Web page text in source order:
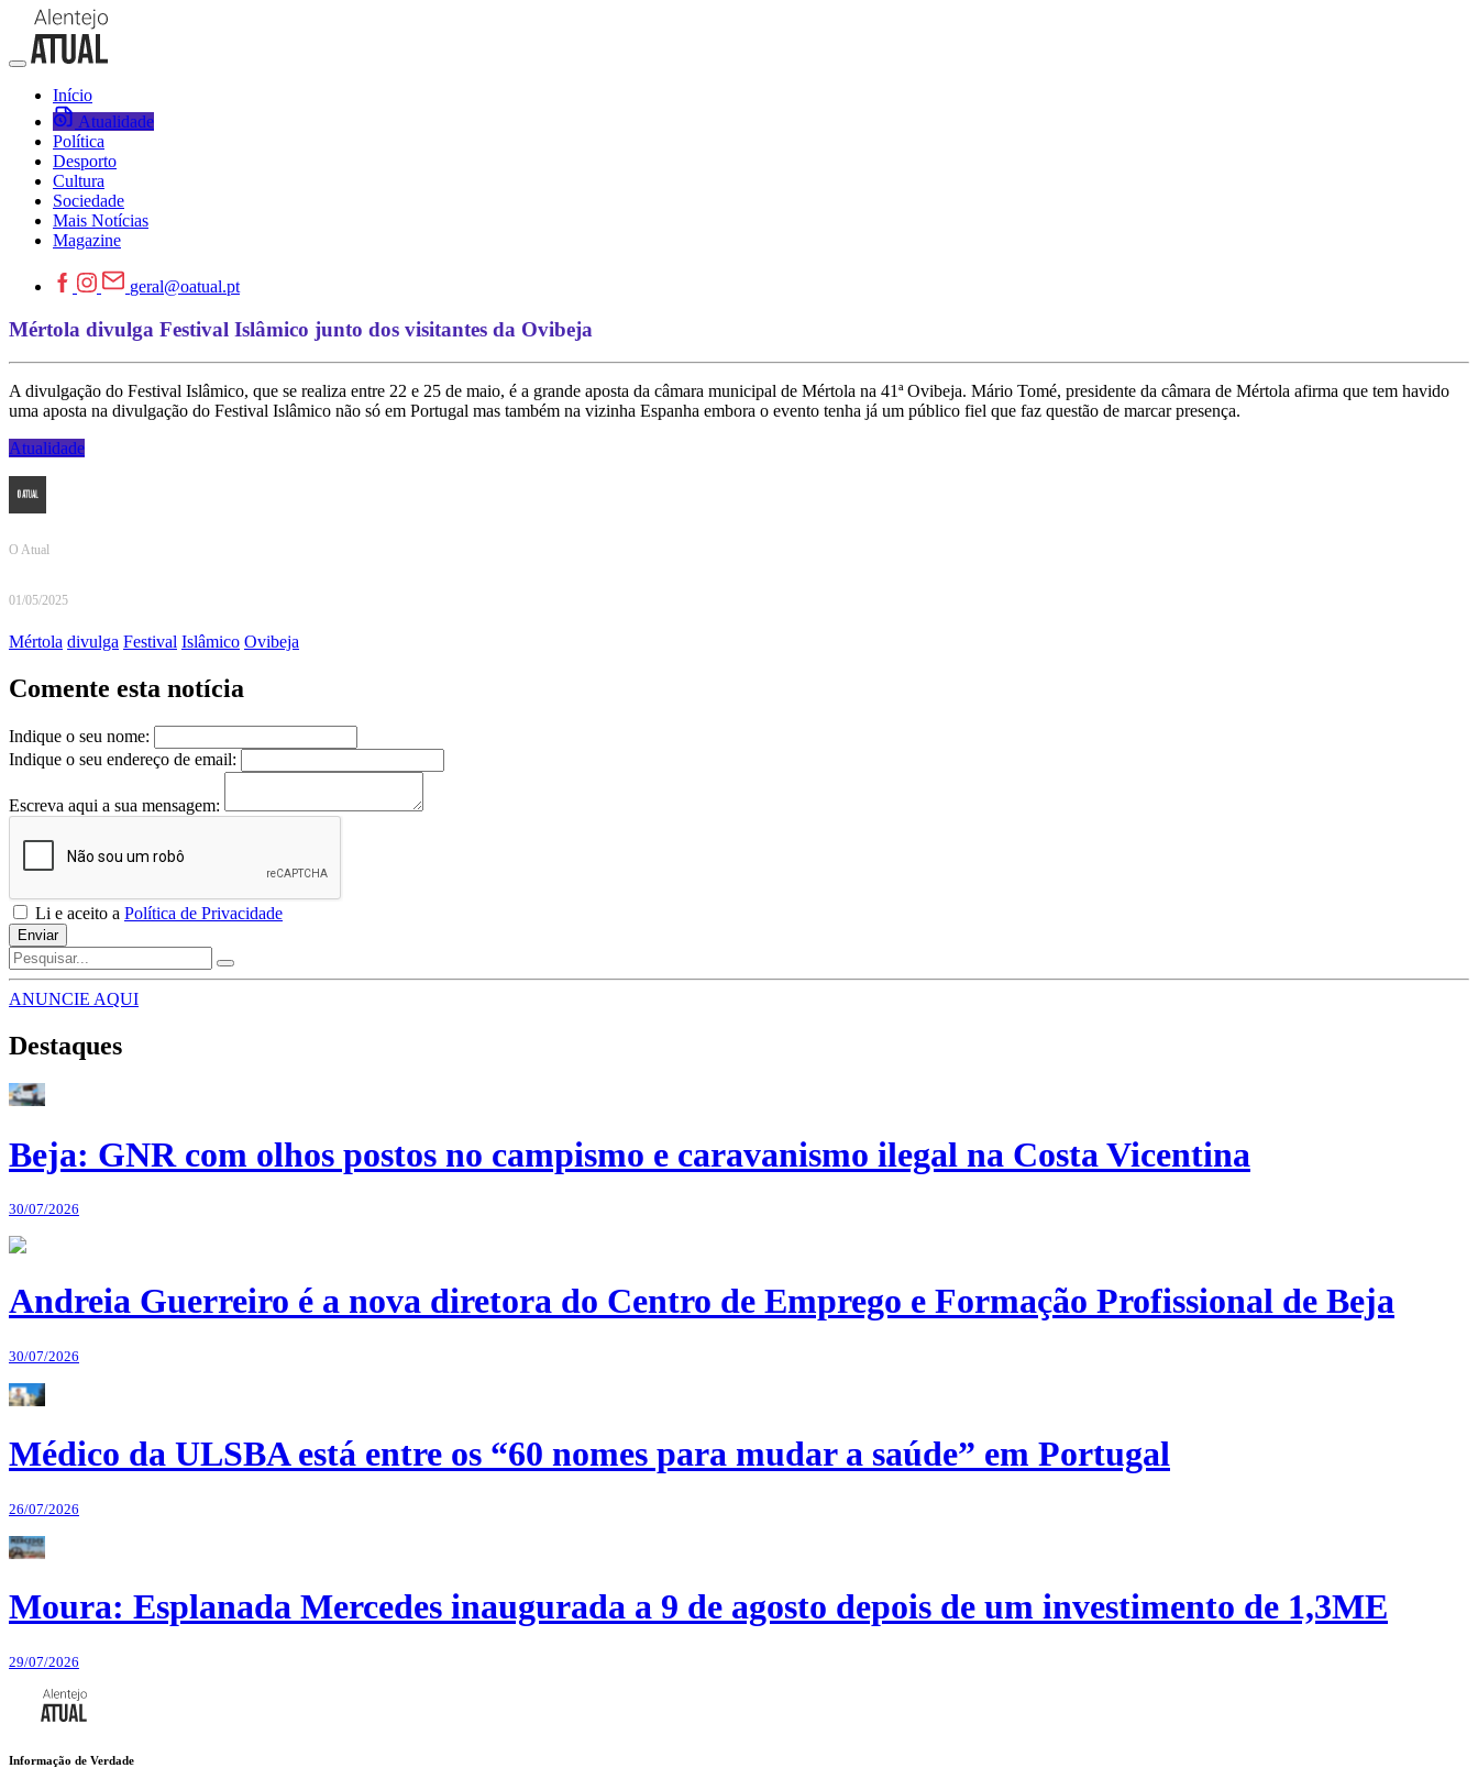
Início
Atualidade
Política
Desporto
Cultura
Sociedade
Mais Notícias
Magazine
geral@oatual.pt
Mértola divulga Festival Islâmico junto dos visitantes da Ovibeja
A divulgação do Festival Islâmico, que se realiza entre 22 e 25 de maio, é a grande aposta da câmara municipal de Mértola na 41ª Ovibeja. Mário Tomé, presidente da câmara de Mértola afirma que tem havido
uma aposta na divulgação do Festival Islâmico não só em Portugal mas também na vizinha Espanha embora o evento tenha já um público fiel que faz questão de marcar presença.
Atualidade
O Atual
01/05/2025
Mértola divulga Festival Islâmico Ovibeja
Comente esta notícia
Indique o seu nome:
Indique o seu endereço de email:
Escreva aqui a sua mensagem:
Li e aceito a Política de Privacidade
Enviar
ANUNCIE AQUI
Destaques
Beja: GNR com olhos postos no campismo e caravanismo ilegal na Costa Vicentina
30/07/2026
Andreia Guerreiro é a nova diretora do Centro de Emprego e Formação Profissional de Beja
30/07/2026
Médico da ULSBA está entre os “60 nomes para mudar a saúde” em Portugal
26/07/2026
Moura: Esplanada Mercedes inaugurada a 9 de agosto depois de um investimento de 1,3ME
29/07/2026
Informação de Verdade